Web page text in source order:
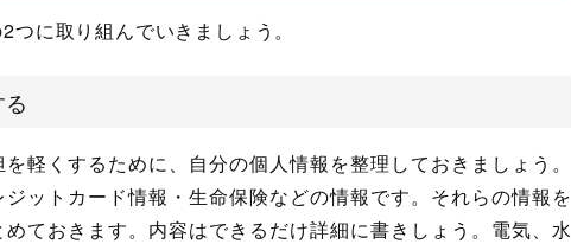
に取り組んでいきましょう。
軽くするために、自分の個人情報を整理しておきましょう。
ットカード情報・生命保険などの情報です。それらの情報を
ておきます。内容はできるだけ詳細に書きしょう。電気、水